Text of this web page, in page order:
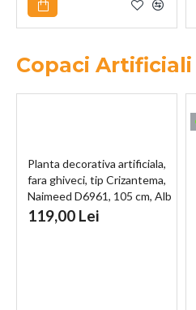
Negru
Copaci Artificiali
Planta decorativa artificiala,
fara ghiveci, tip Crizantema,
Naimeed D6961, 105 cm, Alb
119,00 Lei